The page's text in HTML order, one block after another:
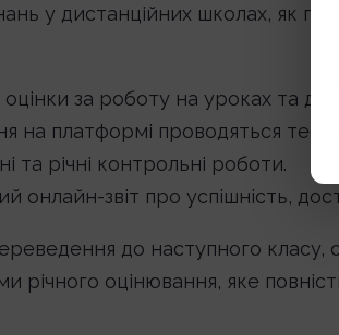
у дистанційних школах, як
оцінки за роботу на уроках та
на платформі проводяться
та річні контрольні роботи.
онлайн-звіт про успішність,
до наступного
річного оцінювання, яке